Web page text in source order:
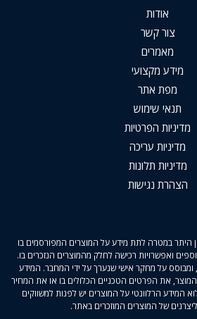
אודות
צור קשר
מאמרים
מידע מקצועי
מפת אתר
תנאי שימוש
מדיניות הפרטיות
מדיניות עריכה
מדיניות תלונות
הצהרת נגישות
היתר במטרה לתת מידע על המוצרים המפורסמים בו
ואפשרויות רכישה לחלק מהמוצרים הנזכרים בו.
ומבוסס על מחקר אישי שנערך על ידי המחבר. המידע
את הפרטים הטכניים הכלולים בו או את המחיר
המידע הרלוונטי על המוצרים יש לפנות למשווקים
של המוצרים המוזכרים באתר.